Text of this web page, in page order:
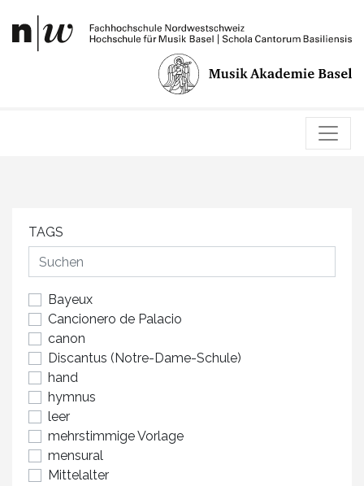
TAGS
Bayeux
Cancionero de Palacio
canon
Discantus (Notre-Dame-Schule)
hand
hymnus
leer
mehrstimmige Vorlage
mensural
Mittelalter